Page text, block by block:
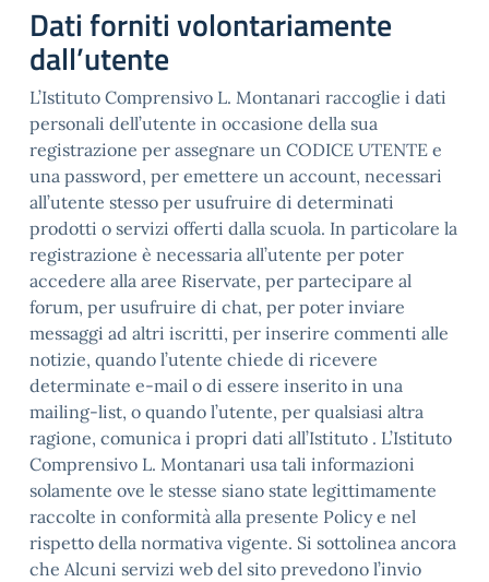
Dati forniti volontariamente
dall’utente
L’Istituto Comprensivo L. Montanari raccoglie i dati
personali dell’utente in occasione della sua
registrazione per assegnare un CODICE UTENTE e
una password, per emettere un account, necessari
all’utente stesso per usufruire di determinati
prodotti o servizi offerti dalla scuola. In particolare la
registrazione è necessaria all’utente per poter
accedere alla aree Riservate, per partecipare al
forum, per usufruire di chat, per poter inviare
messaggi ad altri iscritti, per inserire commenti alle
notizie, quando l’utente chiede di ricevere
determinate e-mail o di essere inserito in una
mailing-list, o quando l’utente, per qualsiasi altra
ragione, comunica i propri dati all’Istituto . L’Istituto
Comprensivo L. Montanari usa tali informazioni
solamente ove le stesse siano state legittimamente
raccolte in conformità alla presente Policy e nel
rispetto della normativa vigente. Si sottolinea ancora
che Alcuni servizi web del sito prevedono l’invio